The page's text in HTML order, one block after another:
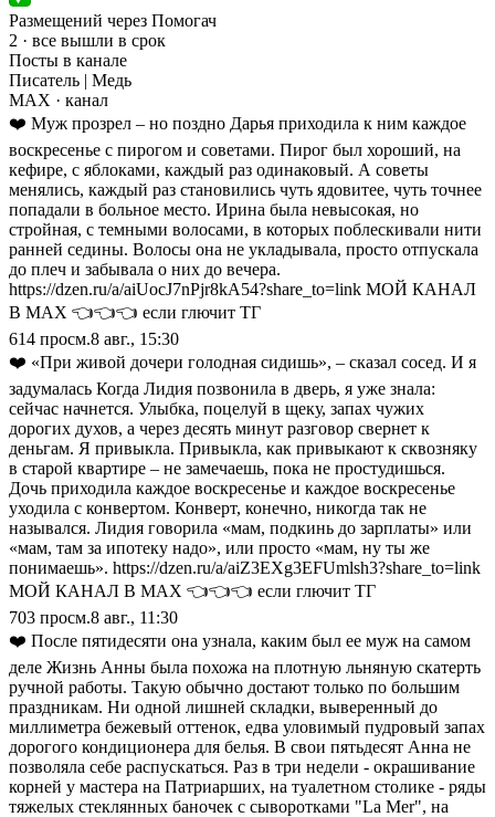
Размещений через Помогач
2 · все вышли в срок
Посты в канале
Писатель | Медь
MAX · канал
❤️ Муж прозрел – но поздно Дарья приходила к ним каждое
воскресенье с пирогом и советами. Пирог был хороший, на
кефире, с яблоками, каждый раз одинаковый. А советы
менялись, каждый раз становились чуть ядовитее, чуть точнее
попадали в больное место. Ирина была невысокая, но
стройная, с темными волосами, в которых поблескивали нити
ранней седины. Волосы она не укладывала, просто отпускала
до плеч и забывала о них до вечера.
https://dzen.ru/a/aiUocJ7nPjr8kA54?share_to=link МОЙ КАНАЛ
В МАХ 👈👈👈 если глючит ТГ
614 просм.8 авг., 15:30
❤️ «При живой дочери голодная сидишь», – сказал сосед. И я
задумалась Когда Лидия позвонила в дверь, я уже знала:
сейчас начнется. Улыбка, поцелуй в щеку, запах чужих
дорогих духов, а через десять минут разговор свернет к
деньгам. Я привыкла. Привыкла, как привыкают к сквозняку
в старой квартире – не замечаешь, пока не простудишься.
Дочь приходила каждое воскресенье и каждое воскресенье
уходила с конвертом. Конверт, конечно, никогда так не
назывался. Лидия говорила «мам, подкинь до зарплаты» или
«мам, там за ипотеку надо», или просто «мам, ну ты же
понимаешь». https://dzen.ru/a/aiZ3EXg3EFUmlsh3?share_to=link
МОЙ КАНАЛ В МАХ 👈👈👈 если глючит ТГ
703 просм.8 авг., 11:30
❤️ После пятидесяти она узнала, каким был ее муж на самом
деле Жизнь Анны была похожа на плотную льняную скатерть
ручной работы. Такую обычно достают только по большим
праздникам. Ни одной лишней складки, выверенный до
миллиметра бежевый оттенок, едва уловимый пудровый запах
дорогого кондиционера для белья. В свои пятьдесят Анна не
позволяла себе распускаться. Раз в три недели - окрашивание
корней у мастера на Патриарших, на туалетном столике - ряды
тяжелых стеклянных баночек с сыворотками "La Mer", на